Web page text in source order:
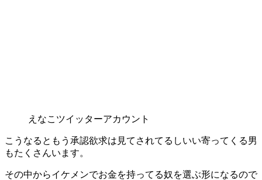
えなこツイッターアカウント
こうなるともう承認欲求は見てされてるしいい寄ってくる男
もたくさんいます。
その中からイケメンでお金を持ってる奴を選ぶ形になるので